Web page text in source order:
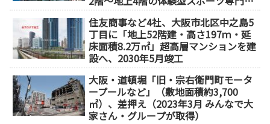
住友商事など4社、大阪市北区中之島5
丁目に「地上52階建・高さ197ｍ・延
床面積8.2万㎡」超高層マンションを建
設へ、2030年5月竣工
大阪・道頓堀「旧・宗右衛門町モータ
ープールなど」（敷地面積約3,700
㎡）、差押え（2023年3月 みんなで大
家さん・グループが取得）